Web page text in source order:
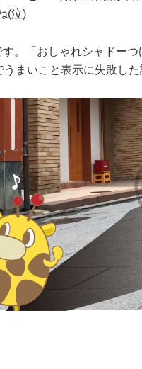
(泣)
。「おしゃれシャドー
うまいこと表示に失敗し